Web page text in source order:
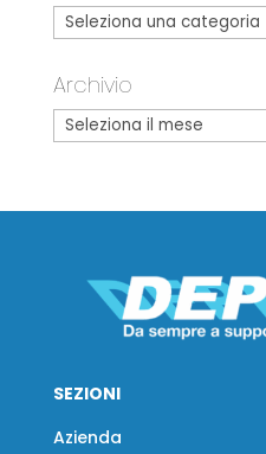
Archivio
SEZIONI
Azienda